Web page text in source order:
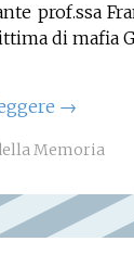
prof.ssa
di mafia
→
Memoria